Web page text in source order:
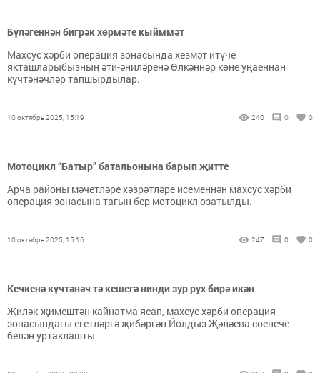
Бүләгеннән бигрәк хөрмәте кыйммәт
Махсус хәрби операция зонасында хезмәт итүче
якташларыбызның әти-әниләренә Өлкәннәр көне уңаеннан
күчтәнәчләр тапшырдылар.
10 октябрь 2025, 15:19 240 0 0
Мотоцикл “Батыр” батальонына барып җитте
Арча районы мәчетләре хәзрәтләре исеменнән махсус хәрби
операция зонасына тагын бер мотоцикл озатылды.
10 октябрь 2025, 15:16 247 0 0
Кечкенә күчтәнәч тә кешегә нинди зур рух бирә икән
Җиләк-җимештән кайнатма ясап, махсус хәрби операция
зонасындагы егетләргә җибәргән Йолдыз Җәләева сөенече
белән уртаклашты.